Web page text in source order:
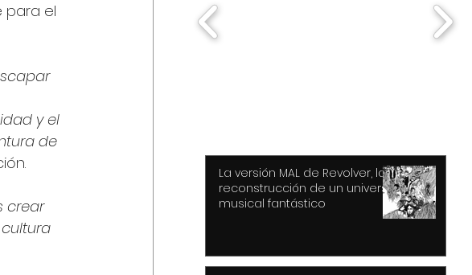
para el
y el
de
crear
La versión MAL de Revolver, la
reconstrucción de un universo
musical fantástico